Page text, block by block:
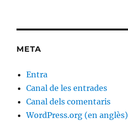
META
Entra
Canal de les entrades
Canal dels comentaris
WordPress.org (en anglès)